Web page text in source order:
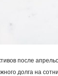
после
долга на